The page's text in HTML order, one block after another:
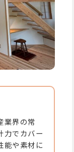
業界の常
力でカバー
能や素材に